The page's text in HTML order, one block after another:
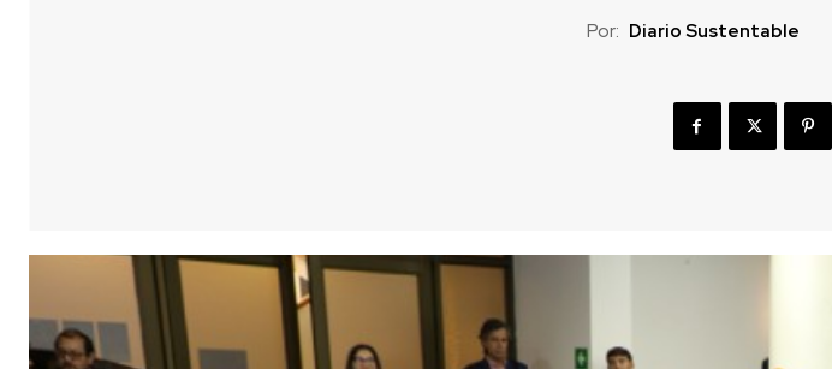
Por: Diario Sustentable